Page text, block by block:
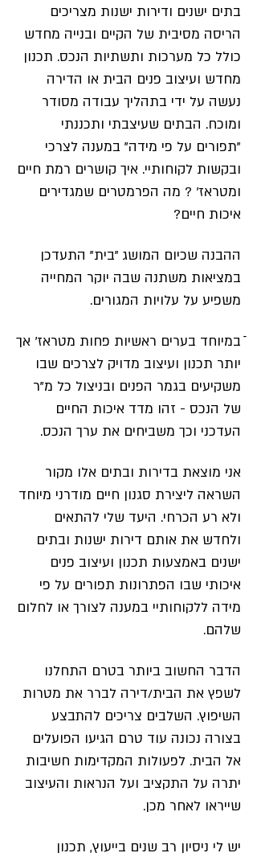
בתים ישנים ודירות ישנות מצריכים
הריסה מסיבית של הקיים ובנייה מחדש
כולל כל מערכות ותשתיות הנכס. תכנון
מחדש ועיצוב פנים הבית או הדירה
נעשה על ידי בתהליך עבודה מסודר
ומוכח. הבתים שעיצבתי ותכננתי
"תפורים על פי מידה" במענה לצרכי
ובקשות לקוחותיי. איך קושרים רמת חיים
ומטראז' ? מה הפרמטרים שמגדירים
איכות חיים?
ההבנה שכיום המושג "בית" התעדכן
במציאות משתנה שבה יוקר המחייה
משפיע על עלויות המגורים.
ֿבמיוחד בערים ראשיות פחות מטראז' אך
יותר תכנון ועיצוב מדויק לצרכים שבו
משקיעים בגמר הפנים ובניצול כל מ"ר
של הנכס - זהו מדד איכות החיים
העדכני וכך משביחים את ערך הנכס.
אני מוצאת בדירות ובתים אלו מקור
השראה ליצירת סגנון חיים מודרני מיוחד
ולא רע הכרחי. היעד שלי להתאים
ולחדש את אותם דירות ישנות ובתים
ישנים באמצעות תכנון ועיצוב פנים
איכותי שבו הפתרונות תפורים על פי
מידה ללקוחותיי במענה לצורך או לחלום
שלהם.
הדבר החשוב ביותר בטרם התחלנו
לשפץ את הבית/דירה לברר את מטרות
השיפוץ. השלבים צריכים להתבצע
בצורה נכונה עוד טרם הגיעו הפועלים
אל הבית. לפעולות המקדימות חשיבות
יתרה על התקציב ועל הנראות והעיצוב
שייראו לאחר מכן.
יש לי ניסיון רב שנים בייעוץ, תכנון